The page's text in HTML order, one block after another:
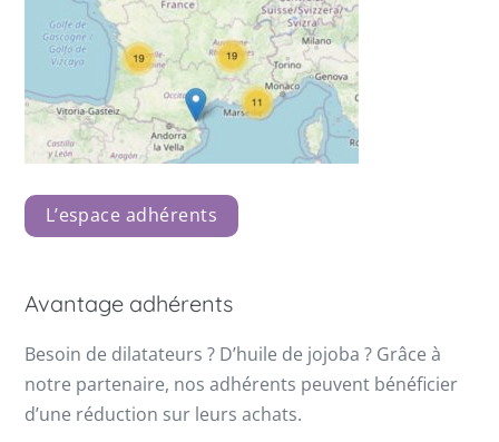
L’espace adhérents
Avantage adhérents
Besoin de dilatateurs ? D’huile de jojoba ? Grâce à
notre partenaire, nos adhérents peuvent bénéficier
d’une réduction sur leurs achats.